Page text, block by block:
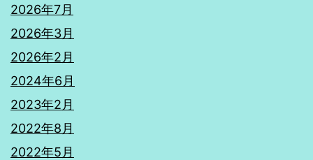
2026年7月
2026年3月
2026年2月
2024年6月
2023年2月
2022年8月
2022年5月